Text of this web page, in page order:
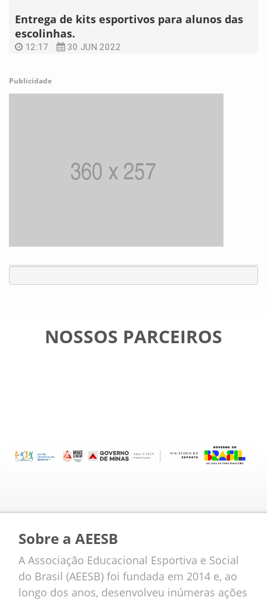
Entrega de kits esportivos para alunos das
escolinhas.
12:17 30 JUN 2022
Publicidade
NOSSOS PARCEIROS
Sobre a AEESB
A Associação Educacional Esportiva e Social
do Brasil (AEESB) foi fundada em 2014 e, ao
longo dos anos, desenvolveu inúmeras ações